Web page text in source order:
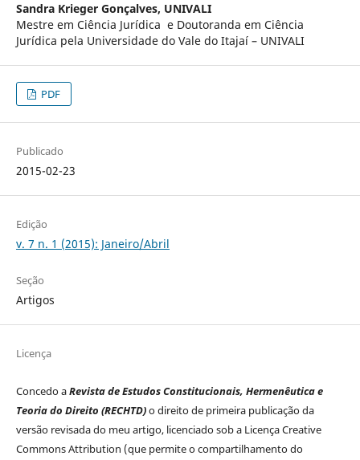
Sandra Krieger Gonçalves, UNIVALI
Mestre em Ciência Jurídica e Doutoranda em Ciência
Jurídica pela Universidade do Vale do Itajaí – UNIVALI
PDF
Publicado
2015-02-23
Edição
v. 7 n. 1 (2015): Janeiro/Abril
Seção
Artigos
Licença
Concedo aRevista de Estudos Constitucionais, Hermenêutica e
Teoria do Direito (RECHTD)o direito de primeira publicação da
versão revisada do meu artigo, licenciado sob a Licença Creative
Commons Attribution (que permite o compartilhamento do